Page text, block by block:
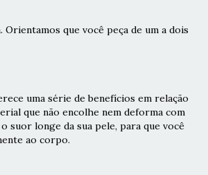
que você peça de um a dois
uma série de benefícios em relação
que não encolhe nem deforma com
suor longe da sua pele, para que você
ao corpo.